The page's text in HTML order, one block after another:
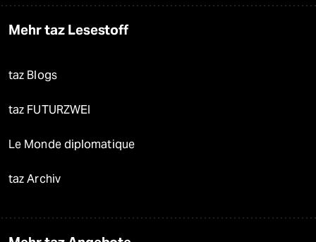
Mehr taz Lesestoff
taz Blogs
taz FUTURZWEI
Le Monde diplomatique
taz Archiv